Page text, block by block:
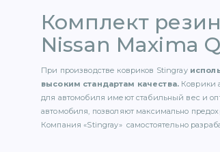
Комплект
Nissan Maxima
При производстве ковриков Stingray
высоким стандартам качества.Коврики
для автомобиля имеют стабильный вес и
автомобиля, позволяют максимально
Компания «Stingray» самостоятельно